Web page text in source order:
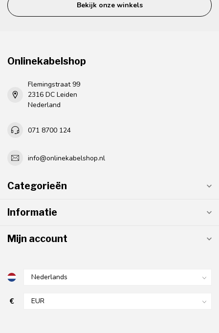
Bekijk onze winkels
Onlinekabelshop
Flemingstraat 99
2316 DC Leiden
Nederland
071 8700 124
info@onlinekabelshop.nl
Categorieën
Informatie
Mijn account
€